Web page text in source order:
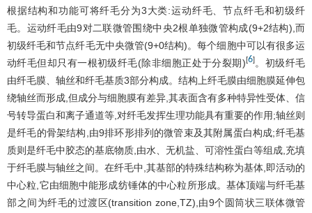
根据结构和功能可将纤毛分为3大类:运动纤毛、节点纤毛和初级纤
毛。运动纤毛由9对二联微管围绕中央2根单独微管构成(9+2结构),而
初级纤毛和节点纤毛无中央微管(9+0结构)。每个细胞中可以有很多运
动纤毛但却只有一根初级纤毛(除非细胞正处于分裂期)[6]。初级纤毛
由纤毛膜、轴丝和纤毛基质3部分构成。结构上纤毛膜由细胞膜延伸包
绕轴丝而形成,但成分与细胞膜有差异,其表面含有多种特异性受体、信
号转导蛋白和离子通道等,对纤毛发挥生理功能具有重要的作用;轴丝则
是纤毛的骨架结构,由9排环形排列的微管束及其附属蛋白构成;纤毛基
质则是纤毛中胶态的基底物质,由水、无机盐、可溶性蛋白等组成,充填
于纤毛膜与轴丝之间。在纤毛中,其基部的特殊结构称为基体,即活动的
中心粒,它由细胞中能形成纺锤体的中心粒所形成。基体顶端与纤毛基
部之间为纤毛的过渡区(transition zone,TZ),由9个圆筒状三联体微管